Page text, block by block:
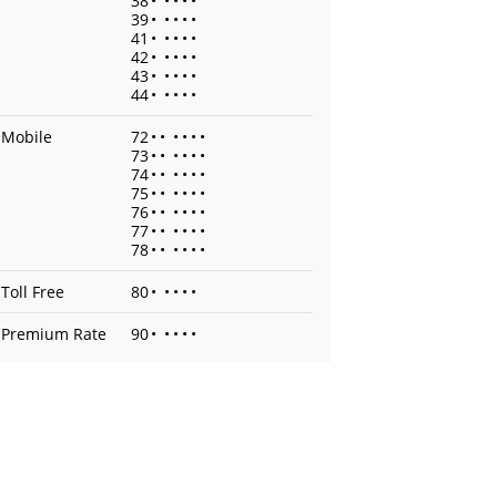
39• • • • •
41 • • • • •
42• • • • •
43• • • • •
44• • • • •
Mobile
72• • • • • •
73• • • • • •
74• • • • • •
75• • • • • •
76• • • • • •
77• • • • • •
78• • • • • •
Toll Free
80• • • • •
Premium Rate
90• • • • •